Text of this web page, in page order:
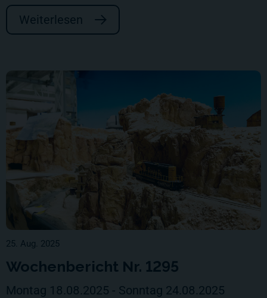
Weiterlesen
25. Aug. 2025
Wochenbericht Nr. 1295
Montag 18.08.2025 - Sonntag 24.08.2025